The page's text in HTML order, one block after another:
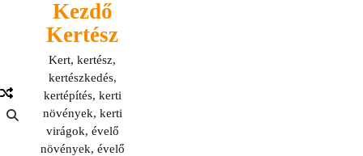
Kezdő
Kertész
Kert, kertész,
kertészkedés,
kertépítés, kerti
növények, kerti
virágok, évelő
növények, évelő